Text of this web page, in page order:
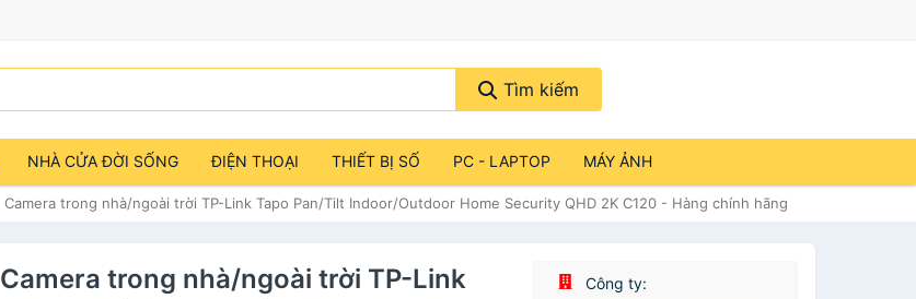
Tìm kiếm
NHÀ CỬA ĐỜI SỐNG ĐIỆN THOẠI THIẾT BỊ SỐ PC - LAPTOP MÁY ẢNH
Camera trong nhà/ngoài trời TP-Link Tapo Pan/Tilt Indoor/Outdoor Home Security QHD 2K C120 - Hàng chính hãng
Camera trong nhà/ngoài trời TP-Link
Công ty: